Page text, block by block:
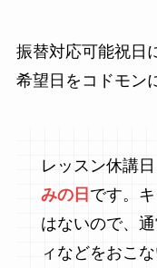
振替対応可能祝日
希望日をコドモン
レッスン休講
みの日 です。
はないので、
ィなどをおこ